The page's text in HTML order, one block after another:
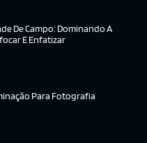
De Campo: Dominando A
E Enfatizar
Para Fotografia